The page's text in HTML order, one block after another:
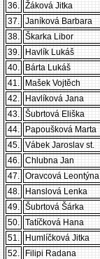
36. Žáková Jitka
37. Janíková Barbara
38. Škarka Libor
39.
Havlík Lukáš
40.
Bárta Lukáš
41.
Mašek Vojtěch
42.
Havlíková Jana
43. Šubrtová Eliška
44.
Papoušková Marta
45. Vábek Jaroslav st.
46. Chlubna Jan
47. Oravcová Leontýna
48.
Hanslová Lenka
49. Šubrtová Šárka
50. Tatíčková Hana
51.
Humlíčková Jitka
52.
Filipi Radana